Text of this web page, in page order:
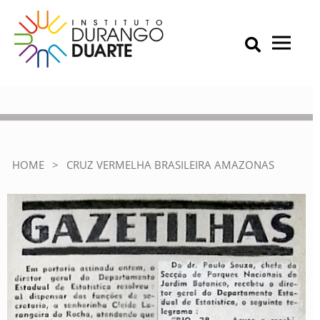
content
IDD – Instituto Durango Duarte
Instituto Durango Duarte
Primary Menu
HOME > CRUZ VERMELHA BRASILEIRA AMAZONAS